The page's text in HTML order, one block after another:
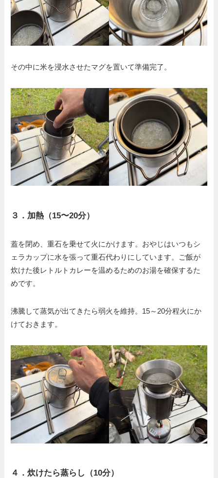
その中に米を浸水させたマグを置いて準備完了。
３． 加熱（15〜20分）
蓋を閉め、重石を乗せて火にかけます。おやじはいつもシ
ェラカップに水を張って重石代わりにしています。ご飯が
炊けた後レトルトカレーを温めるためのお湯を確保するた
めです。
沸騰して蒸気が出てきたら弱火を維持。15～20分程火にか
けておきます。
４．炊けたら蒸らし（10分）